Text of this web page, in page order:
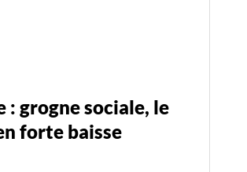
: grogne sociale, le
forte baisse